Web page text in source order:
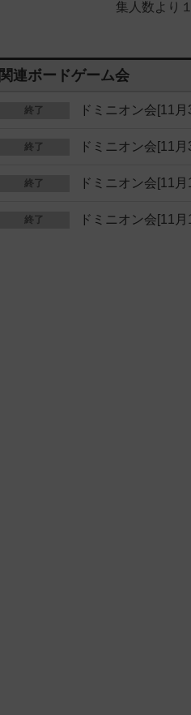
集人数より
関連ボードゲーム会
終了 ドミニオン会[11
終了 ドミニオン会[11
終了 ドミニオン会[11
終了 ドミニオン会[11